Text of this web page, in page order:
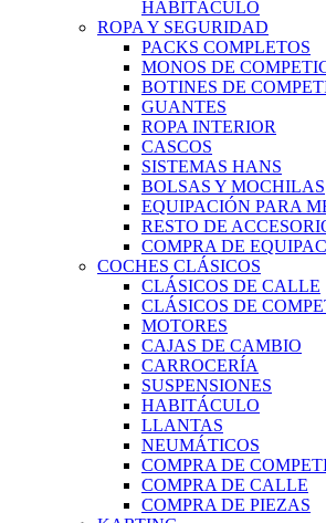
HABITÁCULO
ROPA Y SEGURIDAD
PACKS COMPLETOS
MONOS DE
BOTINES DE
GUANTES
ROPA INTERIOR
CASCOS
SISTEMAS HANS
BOLSAS Y MOCHILAS
EQUIPACIÓN PARA
RESTO DE
COMPRA DE
COCHES CLÁSICOS
CLÁSICOS DE CALLE
CLÁSICOS DE
MOTORES
CAJAS DE CAMBIO
CARROCERÍA
SUSPENSIONES
HABITÁCULO
LLANTAS
NEUMÁTICOS
COMPRA DE
COMPRA DE CALLE
COMPRA DE PIEZAS